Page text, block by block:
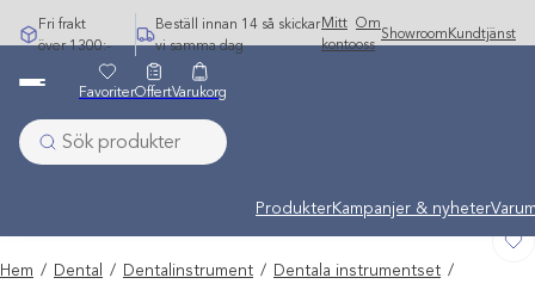
Hoppa
till
Fri frakt
över 1300:-
Beställ innan 14 så skickar
vi samma dag
Mitt
konto
Om
oss
Showroom Kundtjänst
Undermeny stängd: Varumärken
ProdukterKampanjer & nyheter
FavoriterOffertVarukorg
Hem / Dental / Dentalinstrument / Dentala instrumentset /